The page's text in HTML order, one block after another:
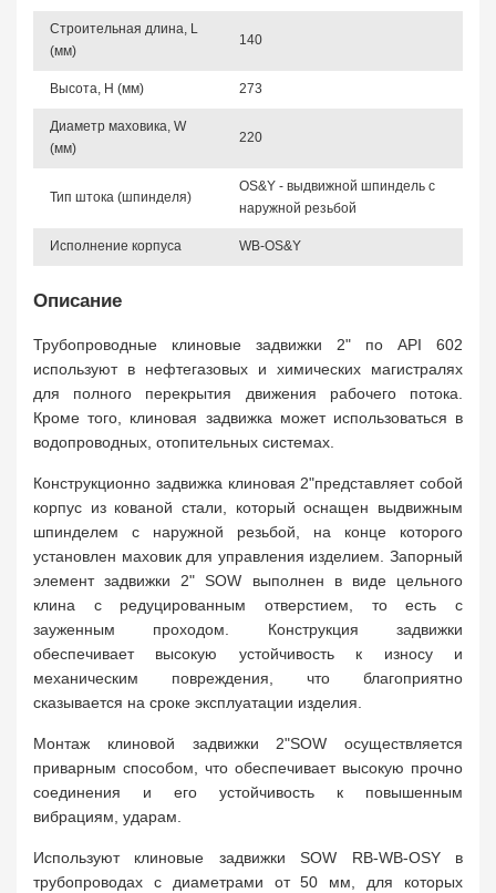
Строительная длина, L
(мм)
140
Высота, Н (мм) 273
Диаметр маховика, W
(мм)
220
Тип штока (шпинделя)
OS&Y - выдвижной шпиндель с
наружной резьбой
Исполнение корпуса WB-OS&Y
Описание
Трубопроводные клиновые задвижки 2" по API 602
используют в нефтегазовых и химических магистралях
для полного перекрытия движения рабочего потока.
Кроме того, клиновая задвижка может использоваться в
водопроводных, отопительных системах.
Конструкционно задвижка клиновая 2"представляет собой
корпус из кованой стали, который оснащен выдвижным
шпинделем с наружной резьбой, на конце которого
установлен маховик для управления изделием. Запорный
элемент задвижки 2" SOW выполнен в виде цельного
клина с редуцированным отверстием, то есть с
зауженным проходом. Конструкция задвижки
обеспечивает высокую устойчивость к износу и
механическим повреждения, что благоприятно
сказывается на сроке эксплуатации изделия.
Монтаж клиновой задвижки 2"SOW осуществляется
приварным способом, что обеспечивает высокую прочно
соединения и его устойчивость к повышенным
вибрациям, ударам.
Используют клиновые задвижки SOW RB-WB-OSY в
трубопроводах с диаметрами от 50 мм, для которых